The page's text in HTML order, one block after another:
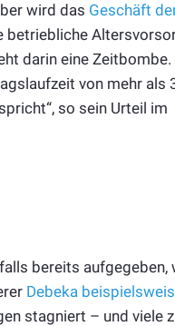
wird das Geschäft
darin eine Zeitbombe.
von mehr als
so sein Urteil im
bereits aufgegeben,
Debeka
stagniert – und viele